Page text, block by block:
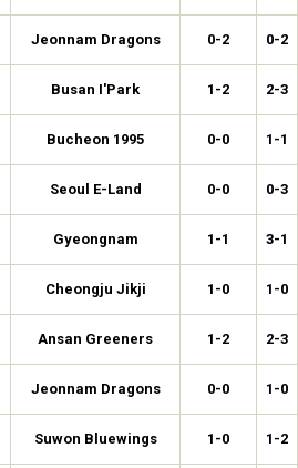
Jeonnam Dragons 0-2 0-2
Busan I'Park 1-2 2-3
Bucheon 1995 0-0 1-1
Seoul E-Land 0-0 0-3
Gyeongnam 1-1 3-1
Cheongju Jikji 1-0 1-0
Ansan Greeners 1-2 2-3
Jeonnam Dragons 0-0 1-0
Suwon Bluewings 1-0 1-2